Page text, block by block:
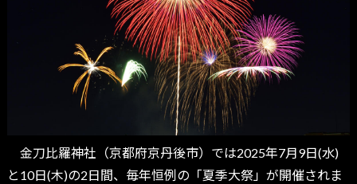
金刀比羅神社（京都府京丹後市）では2025年7月9日(水)
と10日(木)の2日間、毎年恒例の「夏季大祭」が開催されま